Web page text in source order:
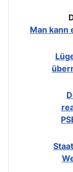
Man kann